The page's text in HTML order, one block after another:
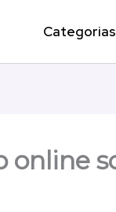
Categorias
online